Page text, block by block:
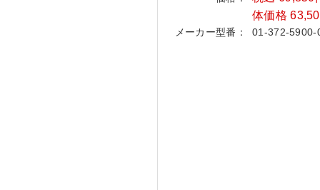
体価格
メーカー型番： 01-372-5900-